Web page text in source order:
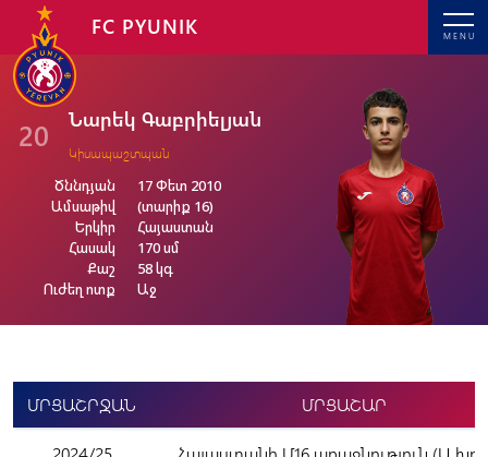
MENU
FC PYUNIK
20 Նարեկ Գաբրիելյան
Կիսապաշտպան
Ծննդյան
Ամսաթիվ
Երկիր
Հասակ
Քաշ
Ուժեղ ոտք
17 Փետ 2010
(տարիք 16)
Հայաստան
170 սմ
58 կգ
Աջ
ՄՐՑԱՇՐՋԱՆ ՄՐՑԱՇԱՐ